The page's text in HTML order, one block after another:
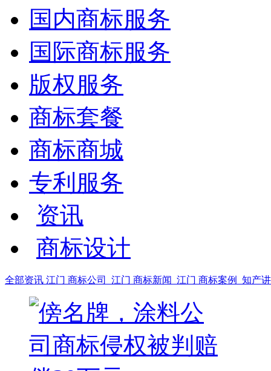
国内商标服务
国际商标服务
版权服务
商标套餐
商标商城
专利服务
资讯
商标设计
全部资讯 江门 商标公司 江门 商标新闻 江门 商标案例 知产